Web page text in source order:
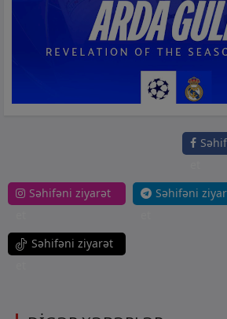
Səhifəni ziyarət
Səhifəni
Səhifəni ziyarət